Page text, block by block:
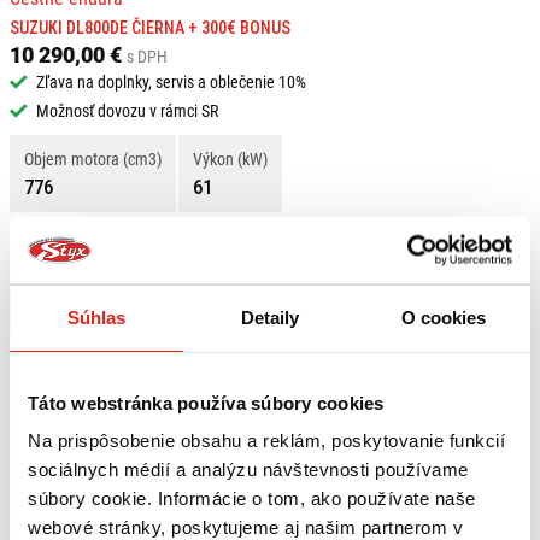
Súhlas Detaily O cookies
Táto webstránka používa súbory cookies
Na prispôsobenie obsahu a reklám, poskytovanie funkcií
sociálnych médií a analýzu návštevnosti používame
súbory cookie. Informácie o tom, ako používate naše
webové stránky, poskytujeme aj našim partnerom v
KREDIT 300€ NA NÁKUP DOPLNKOV GIVI
SUZUKI DL800DE ČIERNA + 300€ BONUS
10 290,00 € s DPH
Zľava na doplnky, servis a oblečenie 10%
Možnosť dovozu v rámci SR
Objem motora (cm3)
776
Výkon (kW)
61
Nájdete ma na pobočke Vráble 0905 406 046
Kontaktovať predajňu